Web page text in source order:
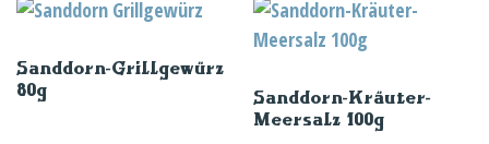
Sanddorn-Grillgewürz
80g
Sanddorn-Kräuter-
Meersalz 100g